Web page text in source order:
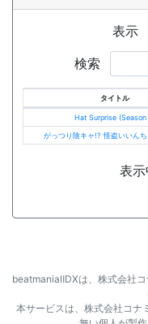
表示
検索
タイトル
Hat Surprise (Season
がっつり陰キャ!? 怪盗いいん
表
beatmaniaⅡDXは、株式会社
本サービスは、株式会社コナ